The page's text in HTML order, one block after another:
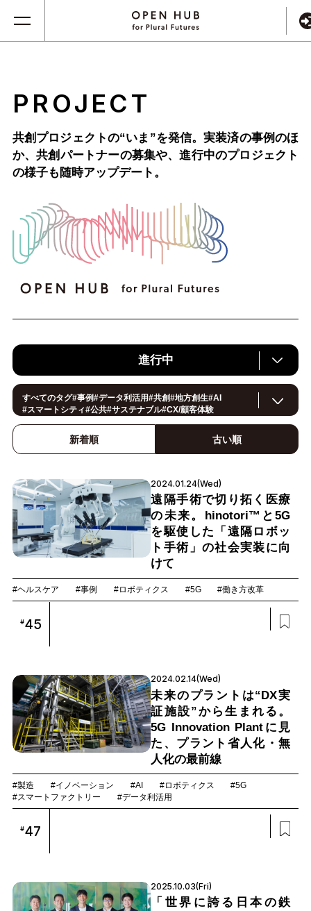
PROJECT
共創プロジェクトの“いま”を発信。実装済の事例のほ
か、共創パートナーの募集や、進行中のプロジェクト
の様子も随時アップデート。
進行中
すべてのタグ#事例#データ利活用#共創#地方創生#AI
#スマートシティ#公共#サステナブル#CX/顧客体験
イノベーション#IoT
スマートファクトリー
スマートライフ
ロボティクス
#デジタルツイン
新着順 古い順
2024.01.24(Wed)
遠隔手術で切り拓く医療
の未来。hinotori™と5G
を駆使した「遠隔ロボッ
ト手術」の社会実装に向
けて
#ヘルスケア #事例 #ロボティクス #5G #働き方改革
#45
2024.02.14(Wed)
未来のプラントは“DX実
証施設”から生まれる。
5G Innovation Plantに見
た、プラント省人化・無
人化の最前線
#製造 #イノベーション #AI #ロボティクス
#5G
#スマートファクトリー
#データ利活用
#47
2025.10.03(Fri)
「世界に誇る日本の鉄